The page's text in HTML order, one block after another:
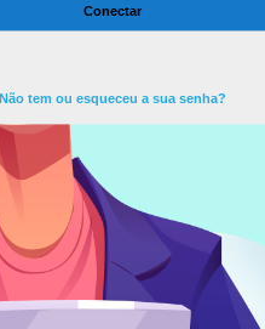
Não tem ou esqueceu a sua senha?